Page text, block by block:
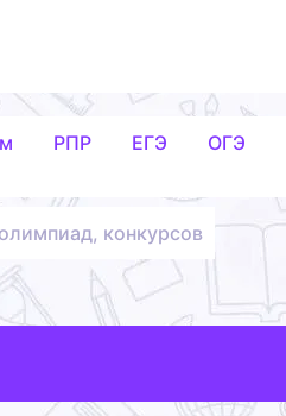
РПР ЕГЭ ОГЭ
конкурсов